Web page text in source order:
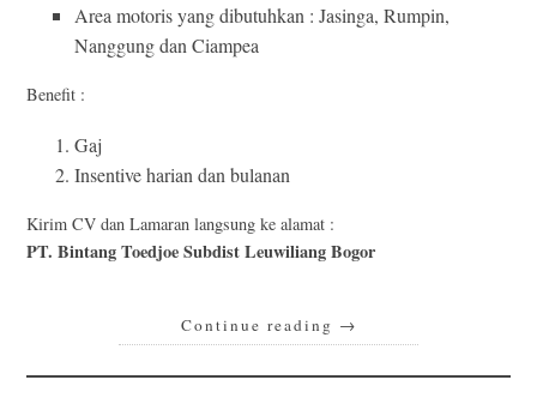
Area motoris yang dibutuhkan : Jasinga, Rumpin,
Nanggung dan Ciampea
Benefit :
Gaj
Insentive harian dan bulanan
Kirim CV dan Lamaran langsung ke alamat :
PT. Bintang Toedjoe Subdist Leuwiliang Bogor
Continue reading →